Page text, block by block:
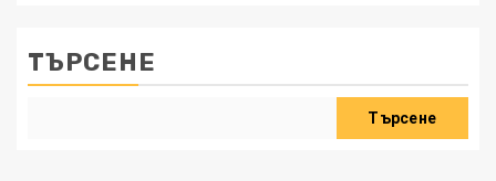
ТЪРСЕНЕ
Търсене